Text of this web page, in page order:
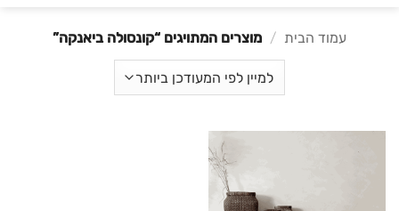
עמוד הבית / מוצרים המתויגים “קונסולה ביאנקה”